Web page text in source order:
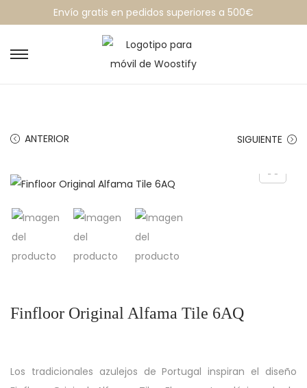
Envío gratis en pedidos superiores a 500€
ANTERIOR SIGUIENTE
Finfloor Original Alfama Tile 6AQ
Los tradicionales azulejos de Portugal inspiran el diseño